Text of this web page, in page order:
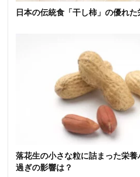
日本の伝統食「干し柿」の優れ
落花生の小さな粒に詰まった栄
過ぎの影響は？